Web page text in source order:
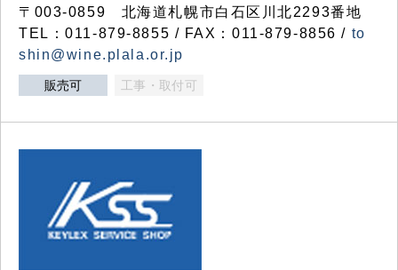
〒003-0859 北海道札幌市白石区川北2293番地
TEL：011-879-8855 / FAX：011-879-8856 / to
shin@wine.plala.or.jp
販売可 工事・取付可